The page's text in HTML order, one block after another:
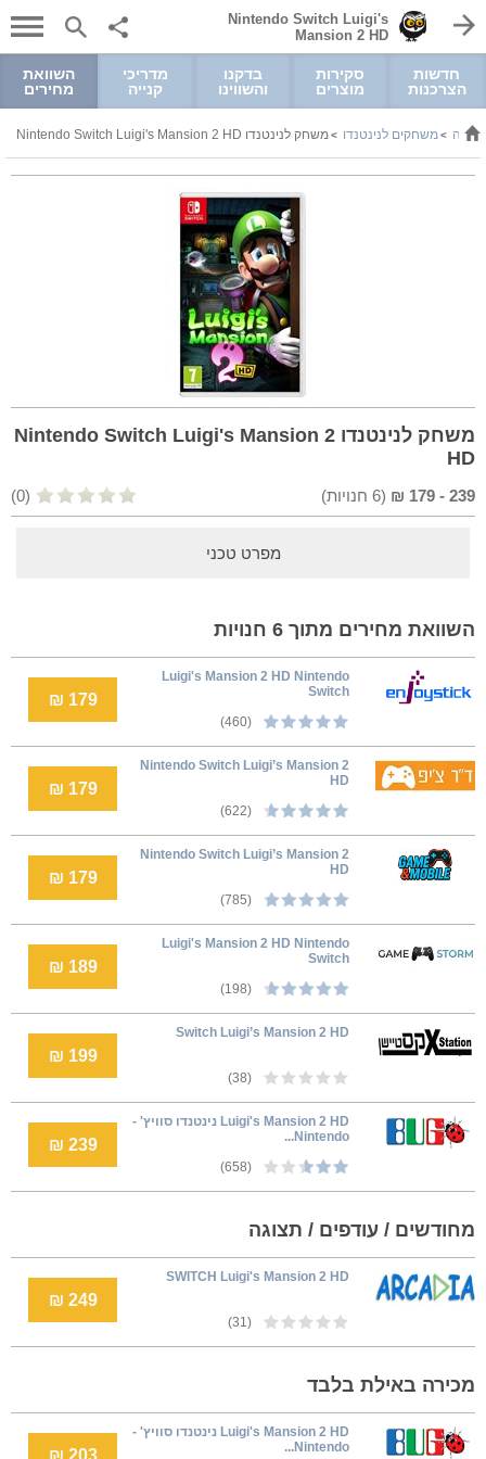
Nintendo Switch Luigi's
Mansion 2 HD
חדשות
הצרכנות
סקירות
מוצרים
בדקנו
והשווינו
מדריכי
קנייה
השוואת
מחירים
>משחקים לנינטנדו >משחק לנינטנדו Nintendo Switch Luigi's Mansion 2 HD
משחק לנינטנדו Nintendo Switch Luigi's Mansion 2
HD
239
-
179
₪
(
6 חנויות) (0)
מפרט טכני
השוואת מחירים מתוך 6 חנויות
Luigi's Mansion 2 HD Nintendo
Switch
(460)
179 ₪
Nintendo Switch Luigi’s Mansion 2
HD
(622)
179 ₪
Nintendo Switch Luigi’s Mansion 2
HD
(785)
179 ₪
Luigi's Mansion 2 HD Nintendo
Switch
(198)
189 ₪
Switch Luigi’s Mansion 2 HD
(38)
199 ₪
Luigi's Mansion 2 HD נינטנדו סוויץ' -
Nintendo...
(658)
239 ₪
מחודשים / עודפים / תצוגה
SWITCH Luigi's Mansion 2 HD
(31)
249 ₪
מכירה באילת בלבד
Luigi's Mansion 2 HD נינטנדו סוויץ' -
Nintendo...
203 ₪